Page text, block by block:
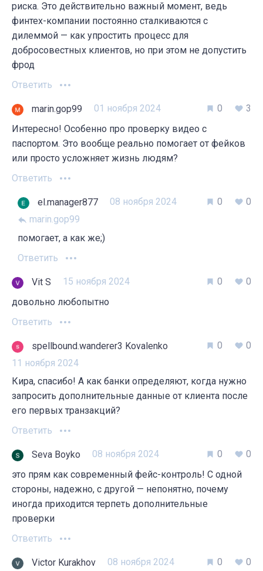
Vit S 15 ноября 2024 0
0
довольно любопытно
Ответить
spellbound.wanderer3 Kovalenko
11 ноября 2024
0 0
Кира, спасибо! А как банки определяют, когда нужно
запросить дополнительные данные от клиента после
его первых транзакций?
Ответить
Seva Boyko 08 ноября 2024 0
0
это прям как современный фейс-контроль! С одной
стороны, надежно, с другой — непонятно, почему
иногда приходится терпеть дополнительные
проверки
Ответить
Victor Kurakhov 08 ноября 2024 0
0
marin.gop99 01 ноября 2024 0
3
Интересно! Особенно про проверку видео с
паспортом. Это вообще реально помогает от фейков
или просто усложняет жизнь людям?
Ответить
el.manager877
08 ноября 2024
marin.gop99
0 0
помогает, а как же;)
Ответить
риска. Это действительно важный момент, ведь
финтех-компании постоянно сталкиваются с
дилеммой — как упростить процесс для
добросовестных клиентов, но при этом не допустить
фрод
Ответить